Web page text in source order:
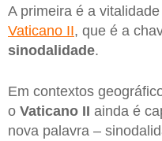
A primeira é a
Vaticano II, que é a
sinodalidade.
Em contextos
o Vaticano II ainda é
nova palavra –